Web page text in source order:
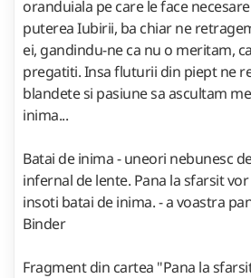
oranduiala pe care le face
puterea Iubirii, ba chiar ne
ei, gandindu-ne ca nu o meritam,
pregatiti. Insa fluturii din piept ne
blandete si pasiune sa ascultam
inima...
Batai de inima - uneori nebunesc
infernal de lente. Pana la sfarsit
insoti batai de inima. - a voastra
Binder
Fragment din cartea "Pana la